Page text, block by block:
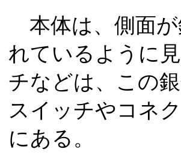
本体は、側面が
れているように
チなどは、この
スイッチやコネ
にある。